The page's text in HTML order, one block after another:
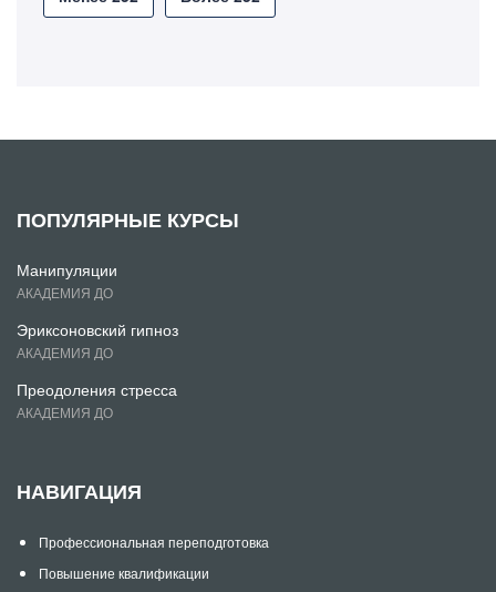
ПОПУЛЯРНЫЕ КУРСЫ
Манипуляции
АКАДЕМИЯ ДО
Эриксоновский гипноз
АКАДЕМИЯ ДО
Преодоления стресса
АКАДЕМИЯ ДО
НАВИГАЦИЯ
Профессиональная переподготовка
Повышение квалификации